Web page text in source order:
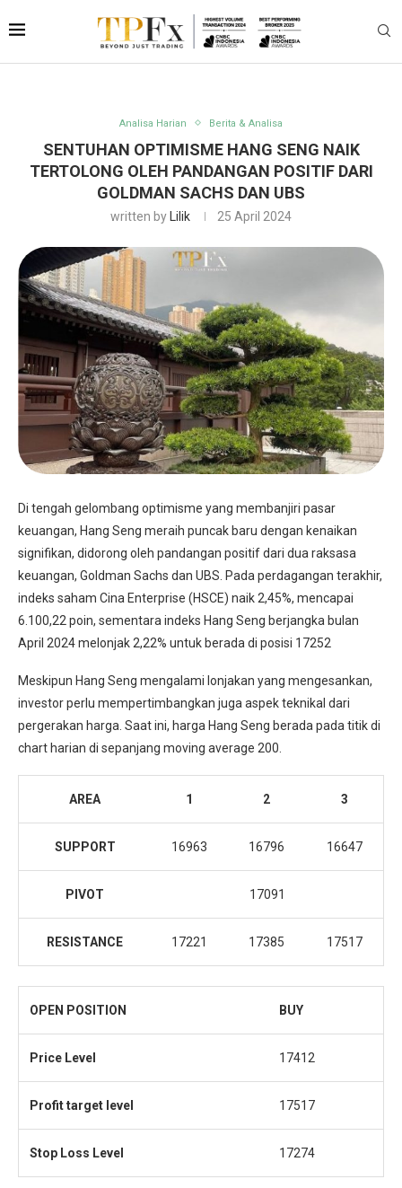
Analisa Harian Berita & Analisa
SENTUHAN OPTIMISME HANG SENG NAIK
TERTOLONG OLEH PANDANGAN POSITIF DARI
GOLDMAN SACHS DAN UBS
written by Lilik 25 April 2024
Di tengah gelombang optimisme yang membanjiri pasar
keuangan, Hang Seng meraih puncak baru dengan kenaikan
signifikan, didorong oleh pandangan positif dari dua raksasa
keuangan, Goldman Sachs dan UBS. Pada perdagangan terakhir,
indeks saham Cina Enterprise (HSCE) naik 2,45%, mencapai
6.100,22 poin, sementara indeks Hang Seng berjangka bulan
April 2024 melonjak 2,22% untuk berada di posisi 17252
Meskipun Hang Seng mengalami lonjakan yang mengesankan,
investor perlu mempertimbangkan juga aspek teknikal dari
pergerakan harga. Saat ini, harga Hang Seng berada pada titik di
chart harian di sepanjang moving average 200.
AREA 1 2 3
SUPPORT 16963 16796 16647
PIVOT 17091
RESISTANCE 17221 17385 17517
OPEN POSITION BUY
Price Level 17412
Profit target level 17517
Stop Loss Level 17274